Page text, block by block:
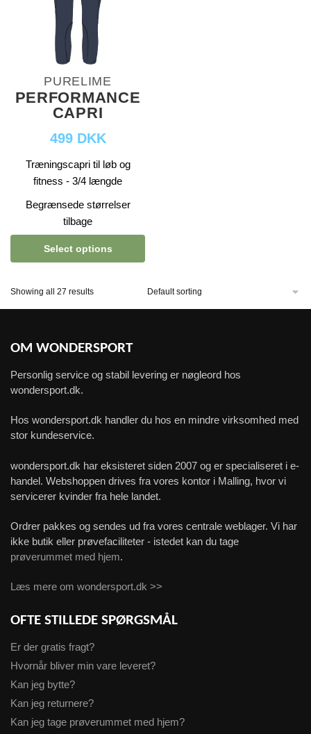
PURELIME
PERFORMANCE
CAPRI
499 DKK
Træningscapri til løb og
fitness - 3/4 længde
Begrænsede størrelser
tilbage
Select options
Showing all 27 results
OM WONDERSPORT
Personlig service og stabil levering er nøgleord hos
wondersport.dk.
Hos wondersport.dk handler du hos en mindre virksomhed med
stor kundeservice.
wondersport.dk har eksisteret siden 2007 og er specialiseret i e-
handel. Webshoppen drives fra vores kontor i Malling, hvor vi
servicerer kvinder fra hele landet.
Ordrer pakkes og sendes ud fra vores centrale weblager. Vi har
ikke butik eller prøvefaciliteter - istedet kan du tage
prøverummet med hjem.
Læs mere om wondersport.dk >>
OFTE STILLEDE SPØRGSMÅL
Er der gratis fragt?
Hvornår bliver min vare leveret?
Kan jeg bytte?
Kan jeg returnere?
Kan jeg tage prøverummet med hjem?